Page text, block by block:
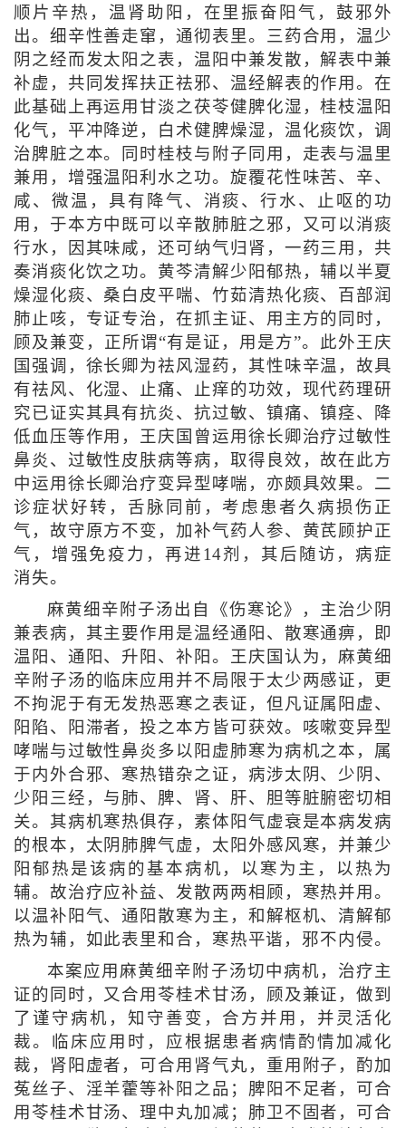
顺片辛热，温肾助阳，在里振奋阳气，鼓邪外
出。细辛性善走窜，通彻表里。三药合用，温少
阴之经而发太阳之表，温阳中兼发散，解表中兼
补虚，共同发挥扶正祛邪、温经解表的作用。在
此基础上再运用甘淡之茯苓健脾化湿，桂枝温阳
化气，平冲降逆，白术健脾燥湿，温化痰饮，调
治脾脏之本。同时桂枝与附子同用，走表与温里
兼用，增强温阳利水之功。旋覆花性味苦、辛、
咸、微温，具有降气、消痰、行水、止呕的功
用，于本方中既可以辛散肺脏之邪，又可以消痰
行水，因其味咸，还可纳气归肾，一药三用，共
奏消痰化饮之功。黄芩清解少阳郁热，辅以半夏
燥湿化痰、桑白皮平喘、竹茹清热化痰、百部润
肺止咳，专证专治，在抓主证、用主方的同时，
顾及兼变，正所谓“有是证，用是方”。此外王庆
国强调，徐长卿为祛风湿药，其性味辛温，故具
有祛风、化湿、止痛、止痒的功效，现代药理研
究已证实其具有抗炎、抗过敏、镇痛、镇痉、降
低血压等作用，王庆国曾运用徐长卿治疗过敏性
鼻炎、过敏性皮肤病等病，取得良效，故在此方
中运用徐长卿治疗变异型哮喘，亦颇具效果。二
诊症状好转，舌脉同前，考虑患者久病损伤正
气，故守原方不变，加补气药人参、黄芪顾护正
气，增强免疫力，再进14剂，其后随访，病症
消失。
麻黄细辛附子汤出自《伤寒论》，主治少阴
兼表病，其主要作用是温经通阳、散寒通痹，即
温阳、通阳、升阳、补阳。王庆国认为，麻黄细
辛附子汤的临床应用并不局限于太少两感证，更
不拘泥于有无发热恶寒之表证，但凡证属阳虚、
阳陷、阳滞者，投之本方皆可获效。咳嗽变异型
哮喘与过敏性鼻炎多以阳虚肺寒为病机之本，属
于内外合邪、寒热错杂之证，病涉太阴、少阴、
少阳三经，与肺、脾、肾、肝、胆等脏腑密切相
关。其病机寒热俱存，素体阳气虚衰是本病发病
的根本，太阴肺脾气虚，太阳外感风寒，并兼少
阳郁热是该病的基本病机，以寒为主，以热为
辅。故治疗应补益、发散两两相顾，寒热并用。
以温补阳气、通阳散寒为主，和解枢机、清解郁
热为辅，如此表里和合，寒热平谐，邪不内侵。
本案应用麻黄细辛附子汤切中病机，治疗主
证的同时，又合用苓桂术甘汤，顾及兼证，做到
了谨守病机，知守善变，合方并用，并灵活化
裁。临床应用时，应根据患者病情酌情加减化
裁，肾阳虚者，可合用肾气丸，重用附子，酌加
菟丝子、淫羊藿等补阳之品；脾阳不足者，可合
用苓桂术甘汤、理中丸加减；肺卫不固者，可合